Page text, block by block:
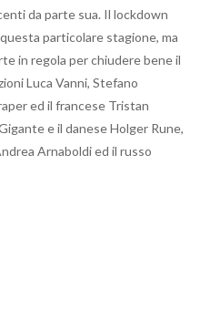
da parte sua. Il lockdown
particolare stagione, ma
in regola per chiudere bene il
Luca Vanni, Stefano
ed il francese Tristan
e il danese Holger Rune,
Arnaboldi ed il russo